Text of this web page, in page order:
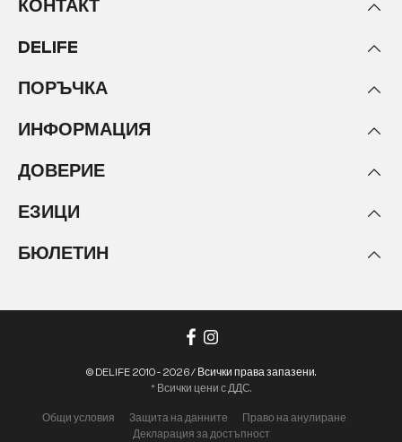
КОНТАКТ
DELIFE
ПОРЪЧКА
ИНФОРМАЦИЯ
ДОВЕРИЕ
ЕЗИЦИ
БЮЛЕТИН
Общи условия Защита на данните
Право на анулиране
Декларация за достъпност
© DELIFE 2010 - 2026 / Всички права запазени.
* Всички цени с ДДС.